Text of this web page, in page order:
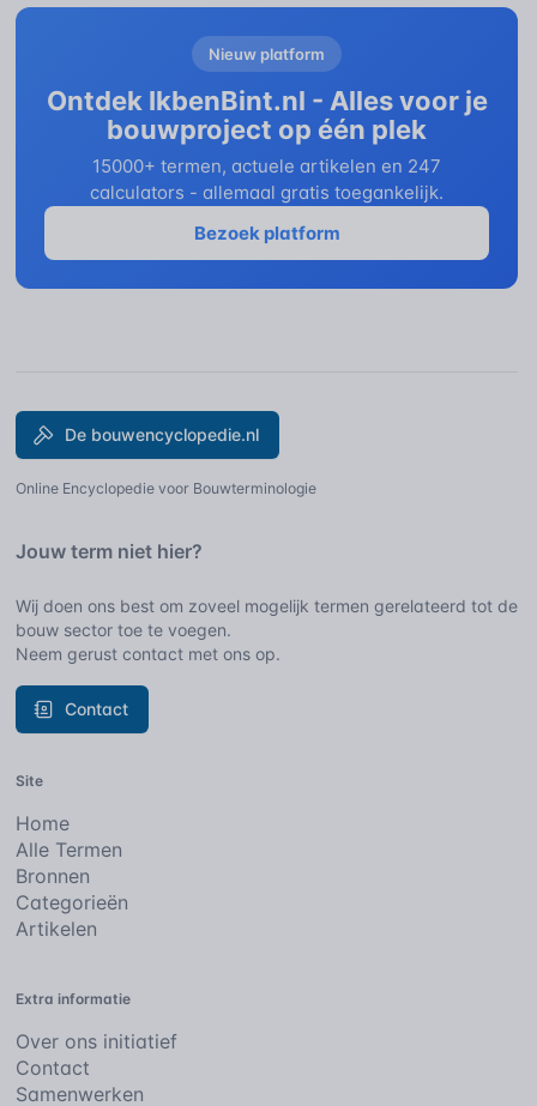
Nieuw platform
Ontdek IkbenBint.nl - Alles voor je
bouwproject op één plek
15000+ termen, actuele artikelen en 247
calculators - allemaal gratis toegankelijk.
Bezoek platform
De bouwencyclopedie.nl
Online Encyclopedie voor Bouwterminologie
Jouw term niet hier?
Wij doen ons best om zoveel mogelijk termen gerelateerd tot de
bouw sector toe te voegen.
Neem gerust contact met ons op.
Contact
Site
Home
Alle Termen
Bronnen
Categorieën
Artikelen
Extra informatie
Over ons initiatief
Contact
Samenwerken